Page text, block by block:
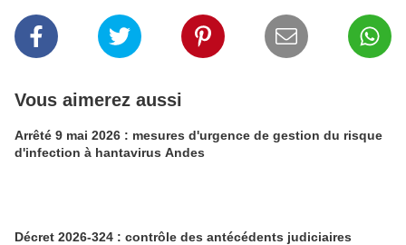
Vous aimerez aussi
Arrêté 9 mai 2026 : mesures d'urgence de gestion du risque
d'infection à hantavirus Andes
Décret 2026-324 : contrôle des antécédents judiciaires